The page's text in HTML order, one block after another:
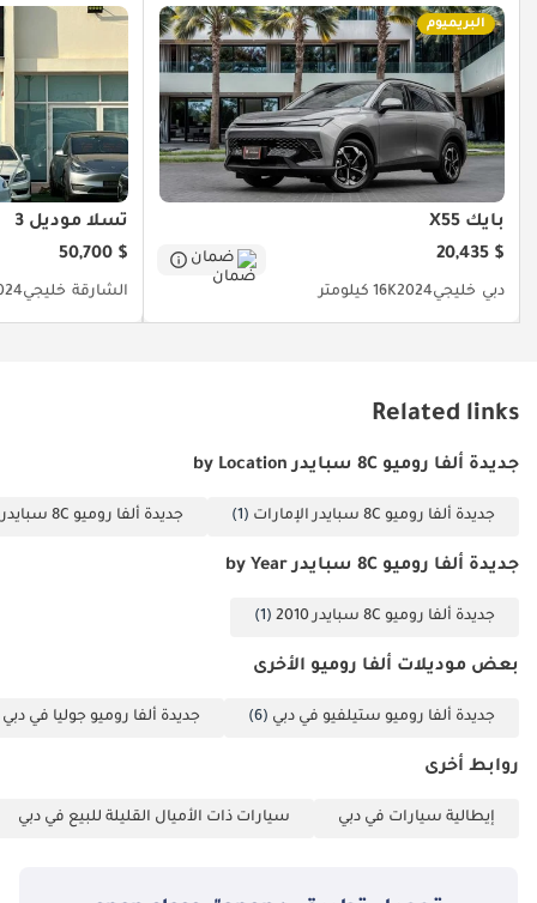
المتوفرة اليوم. تأتي
السيارة مع أدواتها،
وواقيات الرياح،
وغطاء داخلي للسيارة،
وكتيبات التشغيل،
ومفتاح احتياطي،
وشهادة المطابقة.
تُتيح هذه السيارة
سبايدر فرصة نادرة
لاقتناء إحدى روائع
جمع السيارات،
استثنائية. السعر
تُطبق ضريبة القيمة
التصدير.
البريميوم
بايك X55
$ 20,435
ضمان
دبي خليجي202416K كيلومتر
تسلا موديل 3
$ 50,700
الشارقة خليجي
Related links
جديدة ألفا روميو 8C سبايدر by Location
جديدة ألفا روميو 8C سبايدر الإمارات (1) جديدة ألفا روميو 8C سبايدر دبي
جديدة ألفا روميو 8C سبايدر by Year
جديدة ألفا روميو 8C سبايدر 2010 (1)
بعض موديلات ألفا روميو الأخرى
جديدة ألفا روميو ستيلفيو في دبي (6) جديدة ألفا روميو جوليا في دبي
روابط أخرى
إيطالية سيارات في دبي سيارات ذات الأميال القليلة للبيع في دبي